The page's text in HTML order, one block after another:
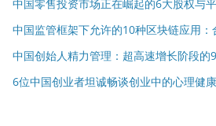
中国零售投资市场正在崛起的6大股权与
中国监管框架下允许的10种区块链应用：
中国创始人精力管理：超高速增长阶段的
6位中国创业者坦诚畅谈创业中的心理健康